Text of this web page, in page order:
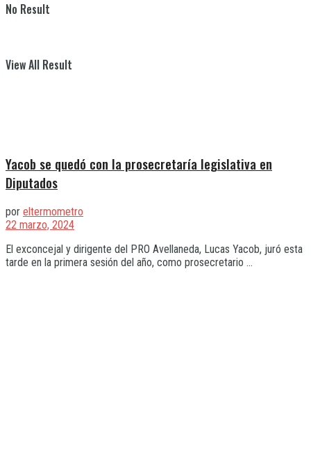
No Result
View All Result
Yacob se quedó con la prosecretaría legislativa en
Diputados
por eltermometro
22 marzo, 2024
El exconcejal y dirigente del PRO Avellaneda, Lucas Yacob, juró esta
tarde en la primera sesión del año, como prosecretario ...